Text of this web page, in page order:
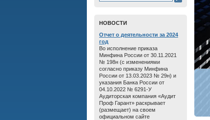
HОВОСТИ
Отчет о дeятельнoсти зa 2024
год
Во исполнение приказа
Минфина России от 30.11.2021
№ 198н (с изменениями
согласно приказу Минфина
России от 13.03.2023 № 29н) и
указания Банка России от
04.10.2022 № 6291-У
Аудиторская компания «Аудит
Проф Гарант» раскрывает
(размещает) на своем
официальном сайте